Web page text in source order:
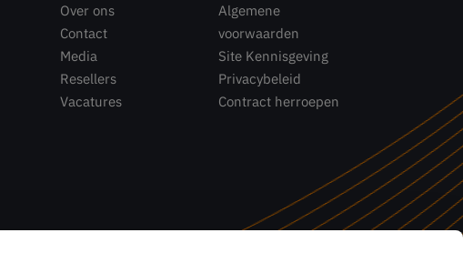
Over ons
Contact
Media
Resellers
Vacatures
Algemene
voorwaarden
Site Kennisgeving
Privacybeleid
Contract herroepen